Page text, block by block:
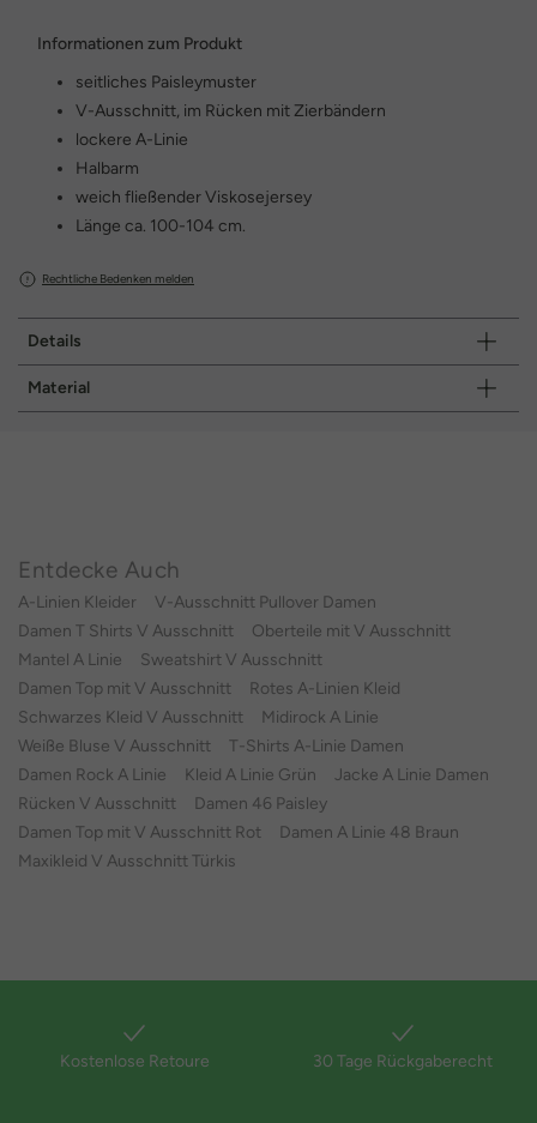
Informationen zum Produkt
seitliches Paisleymuster
V-Ausschnitt, im Rücken mit Zierbändern
lockere A-Linie
Halbarm
weich fließender Viskosejersey
Länge ca. 100-104 cm.
Rechtliche Bedenken melden
Details
Material
Entdecke Auch
A-Linien Kleider
V-Ausschnitt Pullover Damen
Damen T Shirts V Ausschnitt
Oberteile mit V Ausschnitt
Mantel A Linie
Sweatshirt V Ausschnitt
Damen Top mit V Ausschnitt
Rotes A-Linien Kleid
Schwarzes Kleid V Ausschnitt
Midirock A Linie
Weiße Bluse V Ausschnitt
T-Shirts A-Linie Damen
Damen Rock A Linie
Kleid A Linie Grün
Jacke A Linie Damen
Rücken V Ausschnitt
Damen 46 Paisley
Damen Top mit V Ausschnitt Rot
Damen A Linie 48 Braun
Maxikleid V Ausschnitt Türkis
Kostenlose Retoure 30 Tage Rückgaberecht